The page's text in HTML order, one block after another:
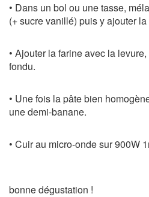
• Dans un bol ou une tasse,
(+ sucre vanillé) puis y ajouter
• Ajouter la farine avec la
fondu.
• Une fois la pâte bien
une demi-banane.
• Cuir au micro-onde sur 900W
bonne dégustation !